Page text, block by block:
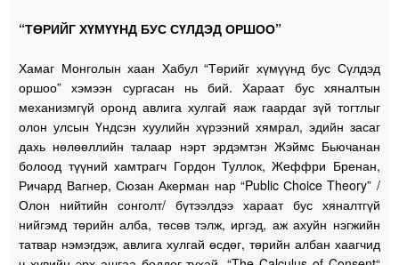
“ТӨРИЙГ ХҮМҮҮНД БУС СҮЛДЭД ОРШОО”
Хамаг Монголын хаан Хабул “Төрийг хүмүүнд бус Сүлдэд
оршоо” хэмээн сургасан нь бий. Хараат бус хяналтын
механизмгүй оронд авлига хулгай яаж гаардаг зүй тогтлыг
олон улсын Үндсэн хуулийн хүрээний хямрал, эдийн засаг
дахь нөлөөллийн талаар нэрт эрдэмтэн Жэймс Бьючанан
болоод түүний хамтрагч Гордон Туллок, Жеффри Бренан,
Ричард Вагнер, Сюзан Акерман нар “Public Сhoice Theory” /
Олон нийтийн сонголт/ бүтээлдээ хараат бус хяналтгүй
нийгэмд төрийн алба, төсөв тэлж, иргэд, аж ахуйн нэгжийн
татвар нэмэгдэж, авлига хулгай өсдөг, төрийн албан хаагчид